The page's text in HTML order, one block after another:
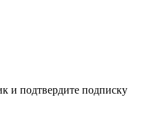
и подтвердите подписку